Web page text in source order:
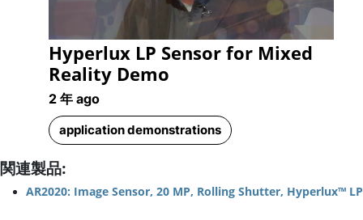
Hyperlux LP Sensor for Mixed
Reality Demo
2 年 ago
application demonstrations
関連製品:
AR2020: Image Sensor, 20 MP, Rolling Shutter, Hyperlux™ LP